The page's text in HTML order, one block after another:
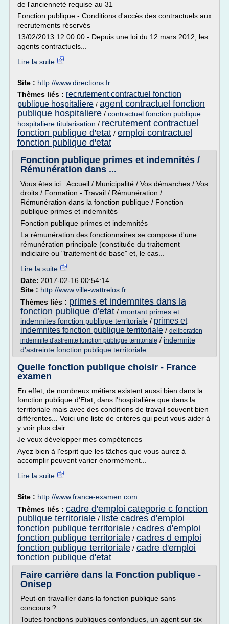
de l'ancienneté requise au 31
Fonction publique - Conditions d'accès des contractuels aux
recrutements réservés
13/02/2013 12:00:00 - Depuis une loi du 12 mars 2012, les
agents contractuels...
Lire la suite
Site : http://www.directions.fr
Thèmes liés : recrutement contractuel fonction
publique hospitaliere / agent contractuel fonction
publique hospitaliere / contractuel fonction publique
hospitaliere titularisation / recrutement contractuel
fonction publique d'etat / emploi contractuel
fonction publique d'etat
Fonction publique primes et indemnités /
Rémunération dans ...
Vous êtes ici : Accueil / Municipalité / Vos démarches / Vos
droits / Formation - Travail / Rémunération /
Rémunération dans la fonction publique / Fonction
publique primes et indemnités
Fonction publique primes et indemnités
La rémunération des fonctionnaires se compose d'une
rémunération principale (constituée du traitement
indiciaire ou "traitement de base" et, le cas...
Lire la suite
Date: 2017-02-16 00:54:14
Site : http://www.ville-wattrelos.fr
Thèmes liés : primes et indemnites dans la
fonction publique d'etat / montant primes et
indemnites fonction publique territoriale / primes et
indemnites fonction publique territoriale / deliberation
indemnite d'astreinte fonction publique territoriale / indemnite
d'astreinte fonction publique territoriale
Quelle fonction publique choisir - France
examen
En effet, de nombreux métiers existent aussi bien dans la
fonction publique d'Etat, dans l'hospitalière que dans la
territoriale mais avec des conditions de travail souvent bien
différentes... Voici une liste de critères qui peut vous aider à
y voir plus clair.
Je veux développer mes compétences
Ayez bien à l'esprit que les tâches que vous aurez à
accomplir peuvent varier énormément...
Lire la suite
Site : http://www.france-examen.com
Thèmes liés : cadre d'emploi categorie c fonction
publique territoriale / liste cadres d'emploi
fonction publique territoriale / cadres d'emploi
fonction publique territoriale / cadres d emploi
fonction publique territoriale / cadre d'emploi
fonction publique d'etat
Faire carrière dans la Fonction publique -
Onisep
Peut-on travailler dans la fonction publique sans
concours ?
Toutes fonctions publiques confondues, un agent sur six